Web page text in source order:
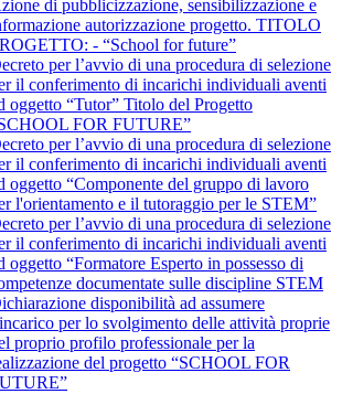
di pubblicizzazione, sensibilizzazione e
autorizzazione progetto. TITOLO
- “School for future”
per l’avvio di una procedura di selezione
il conferimento di incarichi individuali aventi
oggetto “Tutor” Titolo del Progetto
FOR FUTURE”
per l’avvio di una procedura di selezione
il conferimento di incarichi individuali aventi
oggetto “Componente del gruppo di lavoro
l'orientamento e il tutoraggio per le STEM”
per l’avvio di una procedura di selezione
il conferimento di incarichi individuali aventi
oggetto “Formatore Esperto in possesso di
documentate sulle discipline STEM
disponibilità ad assumere
per lo svolgimento delle attività proprie
proprio profilo professionale per la
del progetto “SCHOOL FOR